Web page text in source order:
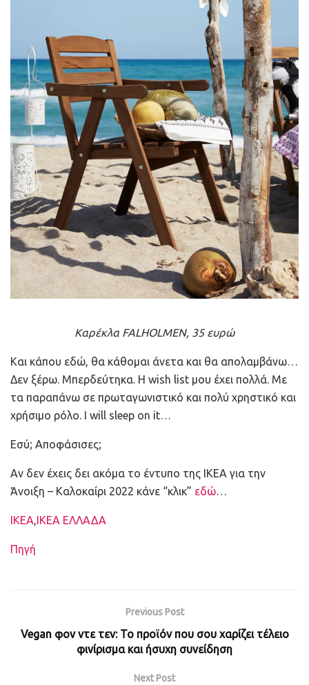
Καρέκλα FALHOLMEN, 35 ευρώ
Και κάπου εδώ, θα κάθομαι άνετα και θα απολαμβάνω…
Δεν ξέρω. Μπερδεύτηκα. Η wish list μου έχει πολλά. Με
τα παραπάνω σε πρωταγωνιστικό και πολύ χρηστικό και
χρήσιμο ρόλο. I will sleep on it…
Εσύ; Αποφάσισες;
Αν δεν έχεις δει ακόμα το έντυπο της IKEA για την
Άνοιξη – Καλοκαίρι 2022 κάνε “κλικ” εδώ…
Ετικέτες
ΙΚΕΑ,ΙΚΕΑ ΕΛΛΑΔΑ
Πηγή
Previous Post
Vegan φον ντε τεν: Το προϊόν που σου χαρίζει τέλειο
φινίρισμα και ήσυχη συνείδηση
Next Post